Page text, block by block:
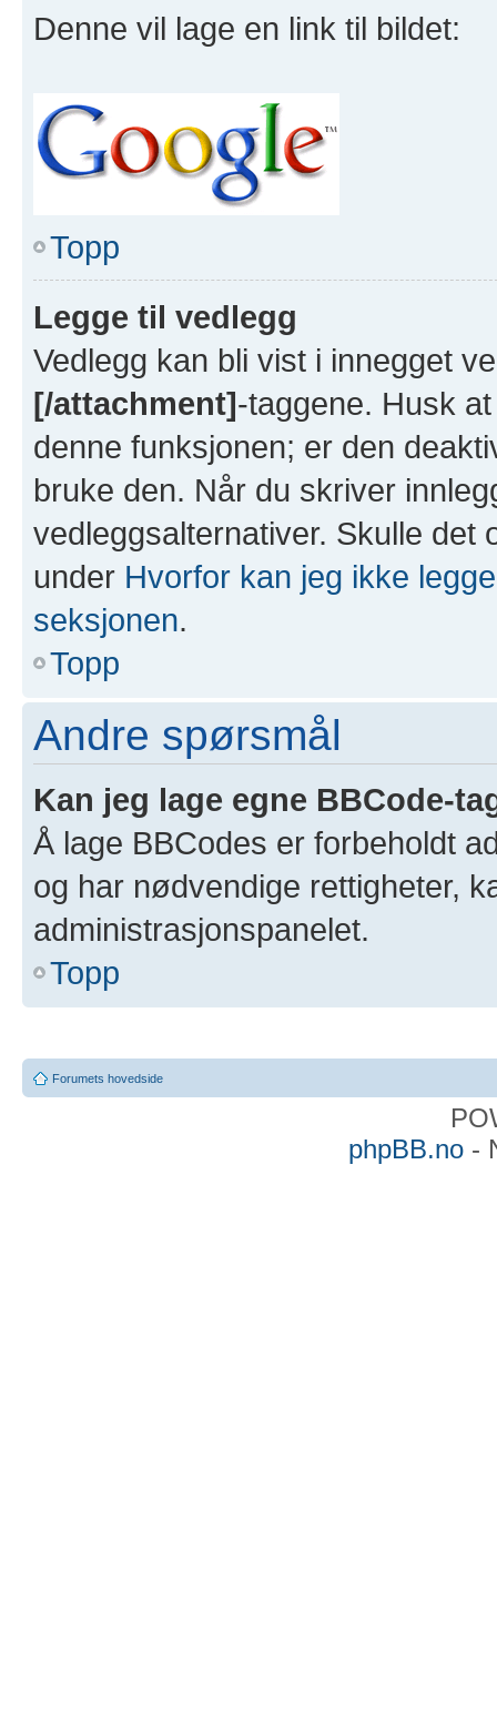
Denne vil lage en link til bildet:
Topp
Legge til vedlegg
Vedlegg kan bli vist i innegget
[/attachment]-taggene. Husk
denne funksjonen; er den
bruke den. Når du skriver
vedleggsalternativer. Skulle det
under Hvorfor kan jeg ikke
seksjonen.
Topp
Andre spørsmål
Kan jeg lage egne BBCode-
Å lage BBCodes er forbeholdt
og har nødvendige rettigheter,
administrasjonspanelet.
Topp
Forumets hovedside
phpBB.no-